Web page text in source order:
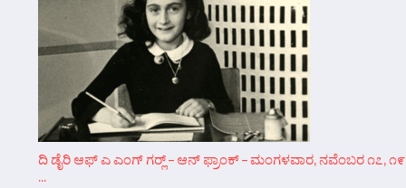
ದಿ ಡೈರಿ ಆಫ್ ಎ ಎಂಗ್ ಗರ್‍ಲ್ – ಆನ್‌ ಫ್ರಾಂಕ್ – ಮಂಗಳವಾರ, ನವೆಂಬರ ೧೭, ೧೯
...